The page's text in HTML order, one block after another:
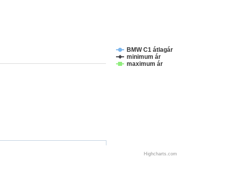
BMW C1 átlagár
minimum ár
maximum ár
Highcharts.com